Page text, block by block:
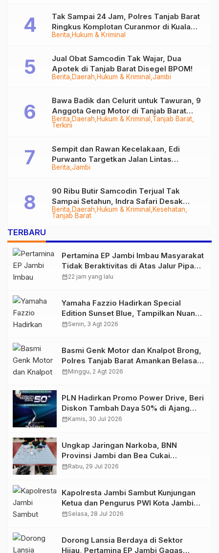
Berita Hukum & Kriminal
Tak Sampai 24 Jam, Polres Tanjab Barat
Ringkus Komplotan Curanmor di Kuala
Tungkal
Berita Daerah Hukum & Kriminal Jambi
Jual Obat Samcodin Tak Wajar, Dua
Apotek di Tanjab Barat Disegel BPOM!
Berita Daerah Hukum & Kriminal Tanjab Barat
Terkini
Bawa Badik dan Celurit untuk Tawuran, 9
Anggota Geng Motor di Tanjab Barat
Diringkus
Berita Jambi
Sempit dan Rawan Kecelakaan, Edi
Purwanto Targetkan Jalan Lintas
Tungkal-Jambi Mulus di 2028
Berita Daerah Hukum & Kriminal
Kesehatan
Tanjab Barat
90 Ribu Butir Samcodin Terjual Tak
Sampai Setahun, Indra Safari Desak
Audit Menyeluruh
TERBARU
Pertamina EP Jambi Imbau Masyarakat
Tidak Beraktivitas di Atas Jalur Pipa
Migas Demi Keselamatan Bersama
calendar_month22 jam yang lalu
Yamaha Fazzio Hadirkan Special
Edition Sunset Blue, Tampilkan Nuansa
Retro Summer yang Semakin Skena
calendar_monthSenin, 3 Agt 2026
Basmi Genk Motor dan Knalpot Brong,
Polres Tanjab Barat Amankan Belasan
Kendaraan
calendar_monthMinggu, 2 Agt 2026
PLN Hadirkan Promo Power Drive, Beri
Diskon Tambah Daya 50% di Ajang
GIIAS 2026
calendar_monthKamis, 30 Jul 2026
Ungkap Jaringan Narkoba, BNN
Provinsi Jambi dan Bea Cukai
Amankan Sembilan Pelaku beserta
calendar_monthRabu, 29 Jul 2026
Kapolresta Jambi Sambut Kunjungan
Ketua dan Pengurus PWI Kota Jambi
Perkuat Sinergi dan Kolaborasi
calendar_monthSelasa, 28 Jul 2026
Dorong Lansia Berdaya di Sektor
Hijau, Pertamina EP Jambi Gagas